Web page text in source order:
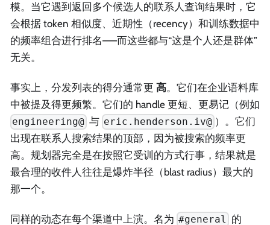
模。当它遇到返回多个候选人的联系人查询结果时，它
会根据 token 相似度、近期性（recency）和训练数据中
的频率组合进行排名——而这些都与“这是个人还是群体”
无关。
事实上，分发列表的得分通常更 高。它们在企业语料库
中被提及得更频繁。它们的 handle 更短、更易记（例如
engineering@ 与 eric.henderson.iv@ ）。它们
出现在联系人搜索结果的顶部，因为被搜索的频率更
高。规划器完全是在按照它受训的方式行事，结果就是
最合理的收件人往往是爆炸半径（blast radius）最大的
那一个。
同样的动态在每个渠道中上演。名为 #general 的